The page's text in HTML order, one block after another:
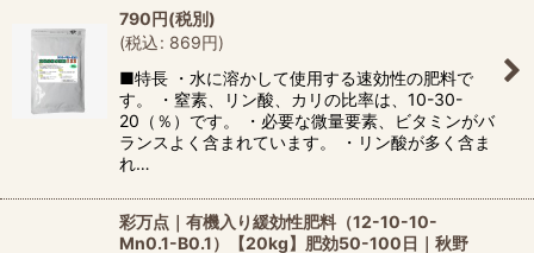
790円(税別)
(税込: 869円)
■特長 ・水に溶かして使用する速効性の肥料で
す。 ・窒素、リン酸、カリの比率は、10-30-
20（％）です。 ・必要な微量要素、ビタミンがバ
ランスよく含まれています。 ・リン酸が多く含ま
れ…
彩万点｜有機入り緩効性肥料（12-10-10-
Mn0.1-B0.1）【20kg】肥効50-100日｜秋野